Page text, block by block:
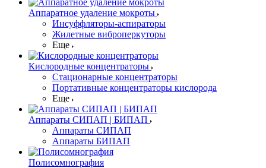
Аппаратное удаление мокроты
Инсуффляторы-аспираторы
Жилетные виброперкуторы
Еще
Кислородные концентраторы
Стационарные концентраторы
Портативные концентраторы кислорода
Еще
Аппараты СИПАП | БИПАП
Аппараты СИПАП
Аппараты БИПАП
Полисомнография